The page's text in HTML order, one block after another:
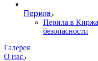
Перила
Перила в
безопасности
Галерея
О нас